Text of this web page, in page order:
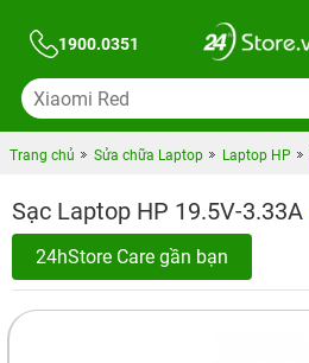
1900.0351
Trang chủ Sửa chữa Laptop Laptop HP
Sạc Laptop HP 19.5V-3.33A
24hStore Care gần bạn